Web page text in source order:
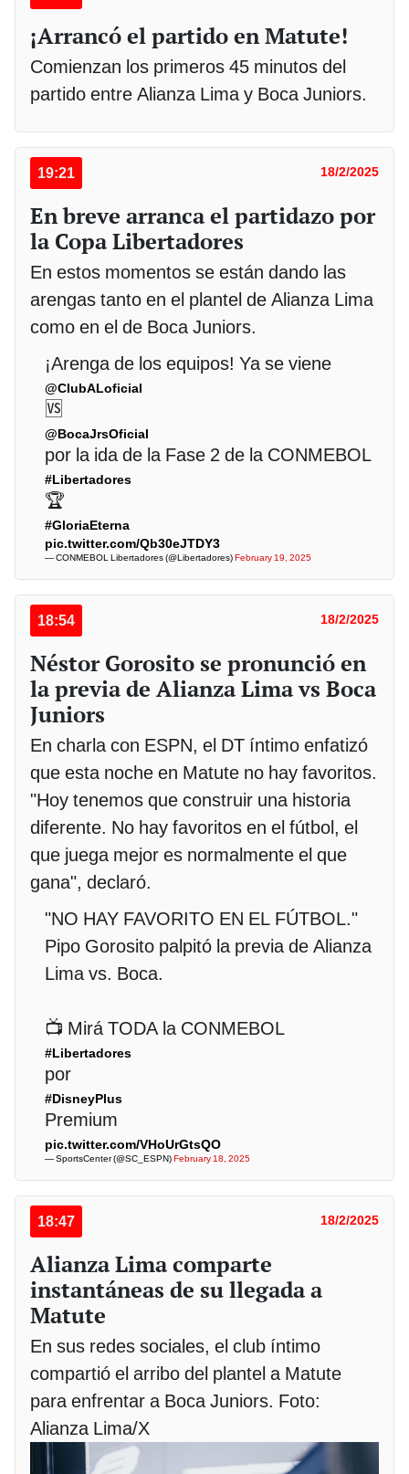
¡Arrancó el partido en Matute!
Comienzan los primeros 45 minutos del
partido entre Alianza Lima y Boca Juniors.
19:21 18/2/2025
En breve arranca el partidazo por
la Copa Libertadores
En estos momentos se están dando las
arengas tanto en el plantel de Alianza Lima
como en el de Boca Juniors.
¡Arenga de los equipos! Ya se viene
@ClubALoficial
🆚
@BocaJrsOficial
por la ida de la Fase 2 de la CONMEBOL
#Libertadores
🏆
#GloriaEterna
pic.twitter.com/Qb30eJTDY3
— CONMEBOL Libertadores (@Libertadores)February 19, 2025
18:54 18/2/2025
Néstor Gorosito se pronunció en
la previa de Alianza Lima vs Boca
Juniors
En charla con ESPN, el DT íntimo enfatizó
que esta noche en Matute no hay favoritos.
"Hoy tenemos que construir una historia
diferente. No hay favoritos en el fútbol, el
que juega mejor es normalmente el que
gana", declaró.
"NO HAY FAVORITO EN EL FÚTBOL."
Pipo Gorosito palpitó la previa de Alianza
Lima vs. Boca.
📺 Mirá TODA la CONMEBOL
#Libertadores
por
#DisneyPlus
Premium
pic.twitter.com/VHoUrGtsQO
— SportsCenter (@SC_ESPN)February 18, 2025
18:47 18/2/2025
Alianza Lima comparte
instantáneas de su llegada a
Matute
En sus redes sociales, el club íntimo
compartió el arribo del plantel a Matute
para enfrentar a Boca Juniors. Foto:
Alianza Lima/X